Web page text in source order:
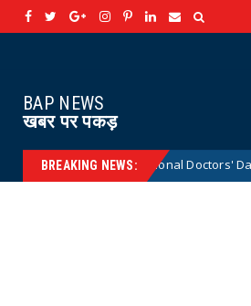
BAP NEWS
खबर पर पकड़
BREAKING NEWS:
डॉक्टर्स डे 'National Doctors' Day' पर चारणाई में